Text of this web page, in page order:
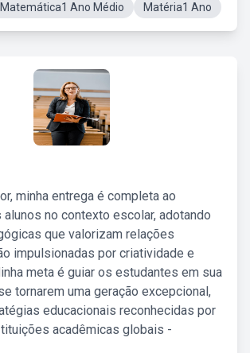
Ano Médio
Matéria1 Ano
minha entrega é completa ao
no contexto escolar, adotando
que valorizam relações
impulsionadas por criatividade e
meta é guiar os estudantes em sua
tornarem uma geração excepcional,
educacionais reconhecidas por
acadêmicas globais -